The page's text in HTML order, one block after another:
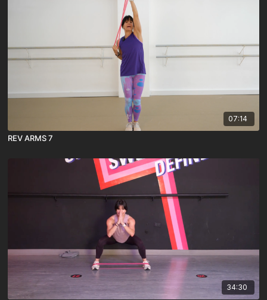
07:14
REV ARMS 7
34:30